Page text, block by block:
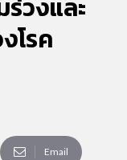
วงและ
โรค
Email